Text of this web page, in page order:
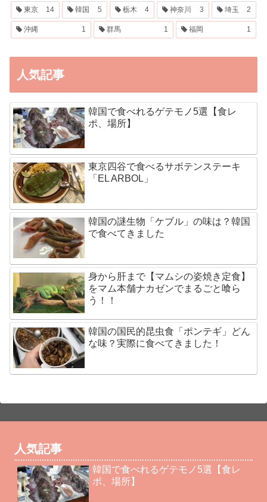
東京 14 韓国 5 栃木 4 神奈川 3 埼玉 2
沖縄 1 群馬 1 福岡 1
人気記事
韓国で食べれるゲテモノ5選【食レ
ポ、場所】
東京四谷で食べるサボテンステーキ
「EL ARBOL」
韓国の謎生物「ケブル」の味は？韓国
で食べてきました
身から肝まで【マムシの姿焼き定食】
をマム本舗ナカゼンでまるごと喰ら
う！！
韓国の国民的昆虫食「ポンテギ」どん
な味？実際に食べてきました！
人気記事
韓国で食べれるゲテモノ5選【食レ
ポ、場所】